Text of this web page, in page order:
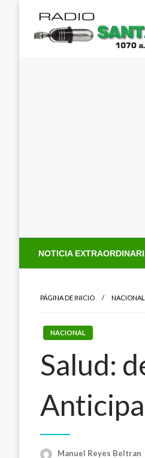
contenido
NOTICIA
PÁGINA DE INICIO NACIONAL
NACIONAL
Salud:
Manuel Reyes Beltran